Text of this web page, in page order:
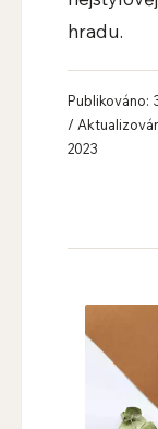
hradu.
Publikováno:
/
2023